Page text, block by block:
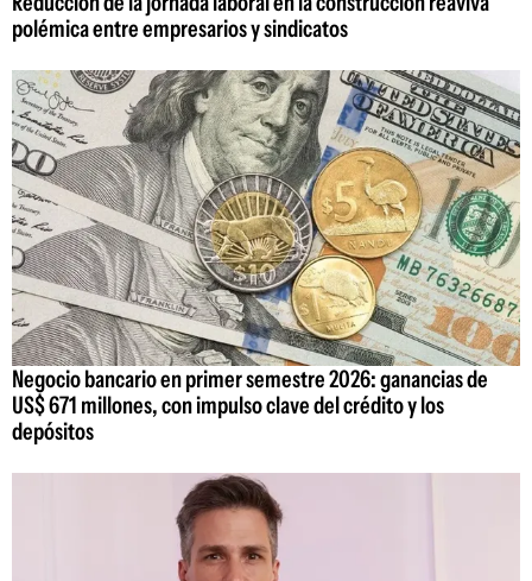
polémica entre empresarios y sindicatos
Negocio bancario en primer semestre 2026: ganancias de
US$ 671 millones, con impulso clave del crédito y los
depósitos